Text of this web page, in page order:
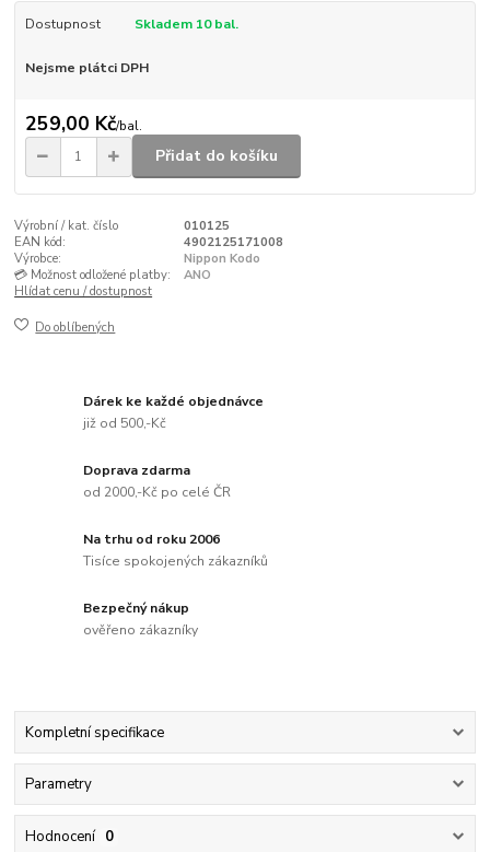
Dostupnost Skladem 10 bal.
Nejsme plátci DPH
259,00 Kč/bal.
Přidat do košíku
Výrobní / kat. číslo
010125
EAN kód:
4902125171008
Výrobce:
Nippon Kodo
💳 Možnost odložené platby:
ANO
Hlídat cenu / dostupnost
Do oblíbených
Dárek ke každé objednávce
již od 500,-Kč
Doprava zdarma
od 2000,-Kč po celé ČR
Na trhu od roku 2006
Tisíce spokojených zákazníků
Bezpečný nákup
ověřeno zákazníky
Kompletní specifikace
Parametry
Hodnocení 0